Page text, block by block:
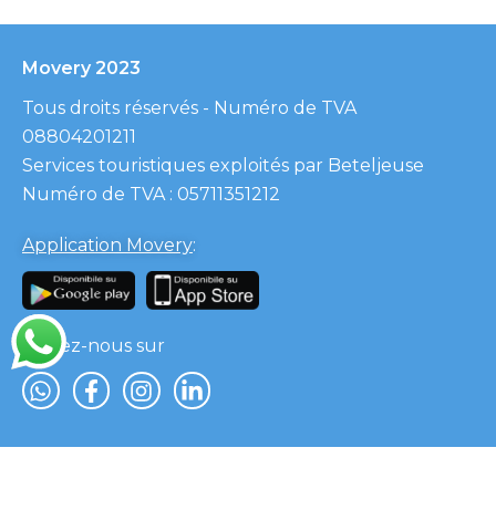
Movery 2023
Tous droits réservés - Numéro de TVA
08804201211
Services touristiques exploités par Beteljeuse
Numéro de TVA : 05711351212
Application Movery:
Suivez-nous sur